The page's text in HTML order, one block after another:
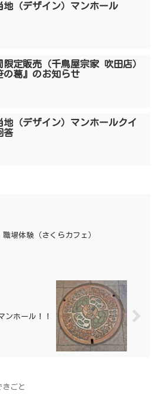
地（デザイン）マンホール
限定販売（千鳥屋宗家 吹田店）
の葛』のお知らせ
地（デザイン）マンホールクイ
答
職場体験（さくらカフェ）
ンホール！！
きごと